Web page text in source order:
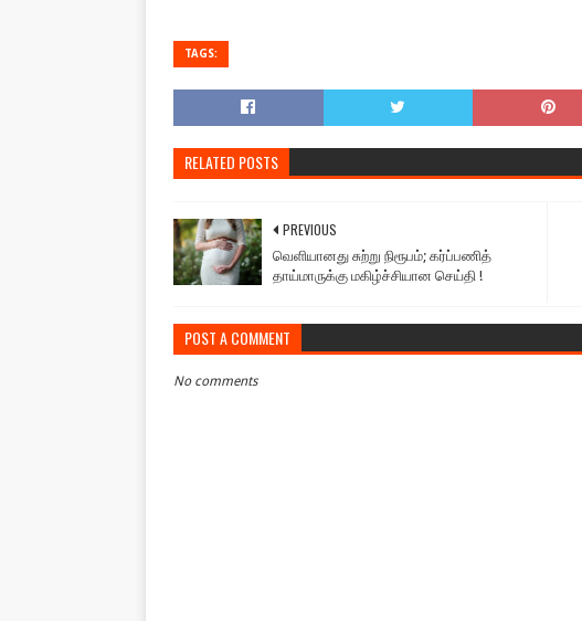
TAGS:
RELATED POSTS
PREVIOUS
வெளியானது சுற்று நிரூபம்; கர்ப்பணித்
தாய்மாருக்கு மகிழ்ச்சியான செய்தி !
POST A COMMENT
No comments